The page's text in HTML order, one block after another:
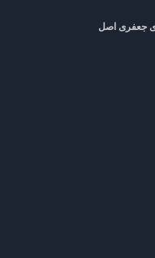
جعفری اصل